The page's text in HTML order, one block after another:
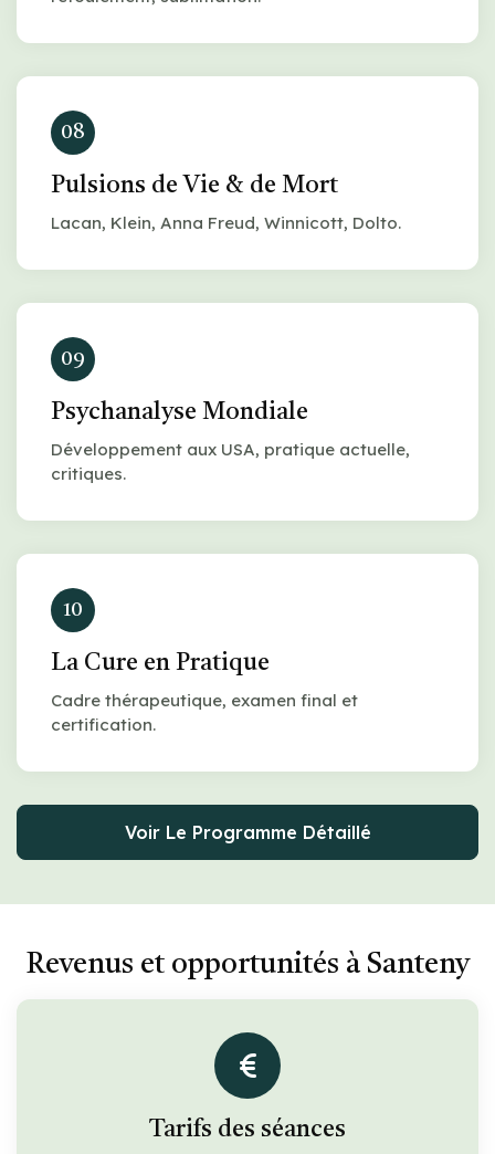
08
Pulsions de Vie & de Mort
Lacan, Klein, Anna Freud, Winnicott, Dolto.
09
Psychanalyse Mondiale
Développement aux USA, pratique actuelle,
critiques.
10
La Cure en Pratique
Cadre thérapeutique, examen final et
certification.
Voir Le Programme Détaillé
Revenus et opportunités à Santeny
Tarifs des séances